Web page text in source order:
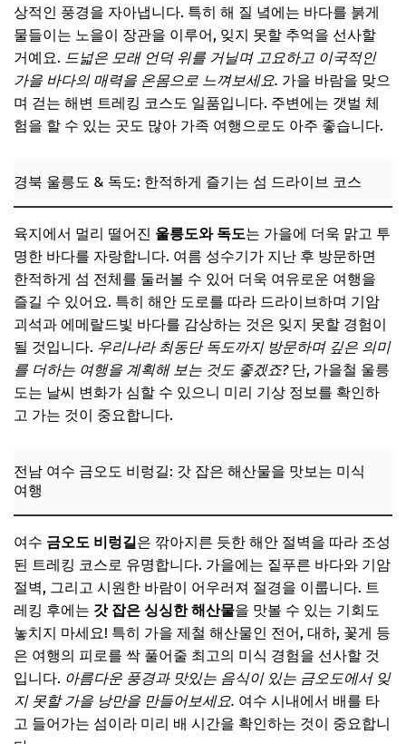
상적인 풍경을 자아냅니다. 특히 해 질 녘에는 바다를 붉게
물들이는 노을이 장관을 이루어, 잊지 못할 추억을 선사할
거예요. 드넓은 모래 언덕 위를 거닐며 고요하고 이국적인
가을 바다의 매력을 온몸으로 느껴보세요. 가을 바람을 맞으
며 걷는 해변 트레킹 코스도 일품입니다. 주변에는 갯벌 체
험을 할 수 있는 곳도 많아 가족 여행으로도 아주 좋습니다.
경북 울릉도 & 독도: 한적하게 즐기는 섬 드라이브 코스
육지에서 멀리 떨어진 울릉도와 독도는 가을에 더욱 맑고 투
명한 바다를 자랑합니다. 여름 성수기가 지난 후 방문하면
한적하게 섬 전체를 둘러볼 수 있어 더욱 여유로운 여행을
즐길 수 있어요. 특히 해안 도로를 따라 드라이브하며 기암
괴석과 에메랄드빛 바다를 감상하는 것은 잊지 못할 경험이
될 것입니다. 우리나라 최동단 독도까지 방문하며 깊은 의미
를 더하는 여행을 계획해 보는 것도 좋겠죠?단, 가을철 울릉
도는 날씨 변화가 심할 수 있으니 미리 기상 정보를 확인하
고 가는 것이 중요합니다.
전남 여수 금오도 비렁길: 갓 잡은 해산물을 맛보는 미식
여행
여수 금오도 비렁길은 깎아지른 듯한 해안 절벽을 따라 조성
된 트레킹 코스로 유명합니다. 가을에는 짙푸른 바다와 기암
절벽, 그리고 시원한 바람이 어우러져 절경을 이룹니다. 트
레킹 후에는 갓 잡은 싱싱한 해산물을 맛볼 수 있는 기회도
놓치지 마세요! 특히 가을 제철 해산물인 전어, 대하, 꽃게 등
은 여행의 피로를 싹 풀어줄 최고의 미식 경험을 선사할 것
입니다. 아름다운 풍경과 맛있는 음식이 있는 금오도에서 잊
지 못할 가을 낭만을 만들어보세요. 여수 시내에서 배를 타
고 들어가는 섬이라 미리 배 시간을 확인하는 것이 중요합니